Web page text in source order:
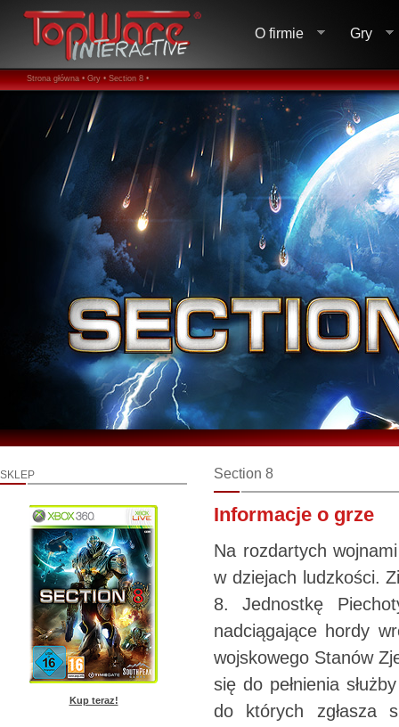
O firmie Gry
Strona główna • Gry • Section 8 •
SKLEP
Kup teraz!
Section 8
Informacje o grze
Na rozdartych
w dziejach ludzkości.
8. Jednostkę
nadciągające hordy
wojskowego Stanów
się do pełnienia
do których zgłasza